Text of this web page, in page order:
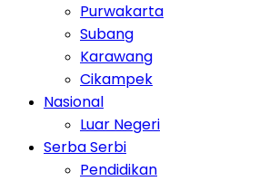
Purwakarta
Subang
Karawang
Cikampek
Nasional
Luar Negeri
Serba Serbi
Pendidikan